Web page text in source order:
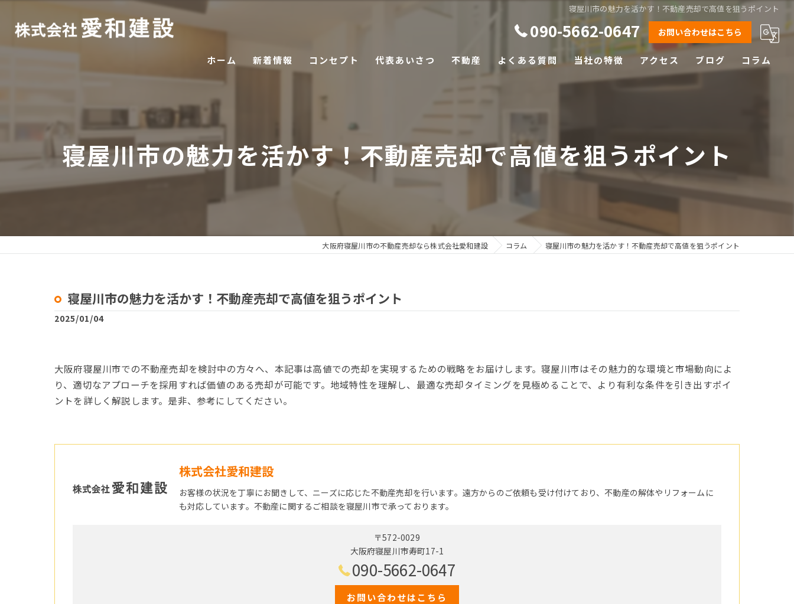
寝屋川市の魅力を活かす！不動産売却で高値を狙うポイント
090-5662-0647 お問い合わせはこちら
ホーム 新着情報 コンセプト 代表あいさつ 不動産 よくある質問 当社の特徴
空き家
土地
アクセス ブログ コラム
寝屋川市の魅力を活かす！不動産売却で高値を狙うポイント
大阪府寝屋川市の不動産売却なら株式会社愛和建設 コラム 寝屋川市の魅力を活かす！不動産売却で高値を狙うポイント
寝屋川市の魅力を活かす！不動産売却で高値を狙うポイント
2025/01/04
大阪府寝屋川市での不動産売却を検討中の方々へ、本記事は高値での売却を実現するための戦略をお届けします。寝屋川市はその魅力的な環境と市場動向によ
り、適切なアプローチを採用すれば価値のある売却が可能です。地域特性を理解し、最適な売却タイミングを見極めることで、より有利な条件を引き出すポイ
ントを詳しく解説します。是非、参考にしてください。
株式会社愛和建設
お客様の状況を丁寧にお聞きして、ニーズに応じた不動産売却を行います。遠方からのご依頼も受け付けており、不動産の解体やリフォームに
も対応しています。不動産に関するご相談を寝屋川市で承っております。
〒572-0029
大阪府寝屋川市寿町17-1
090-5662-0647
お問い合わせはこちら